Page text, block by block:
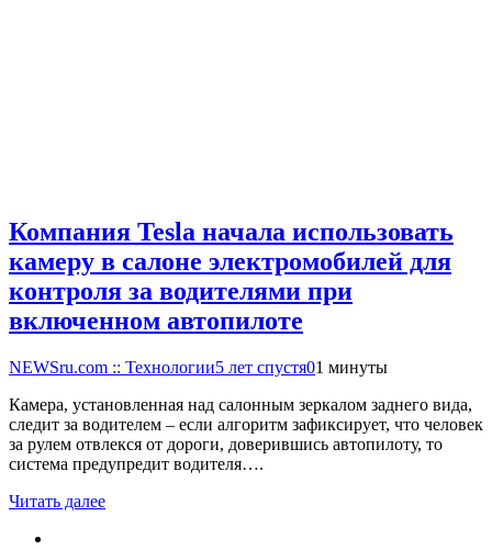
Компания Tesla начала использовать
камеру в салоне электромобилей для
контроля за водителями при
включенном автопилоте
NEWSru.com :: Технологии5 лет спустя01 минуты
Камера, установленная над салонным зеркалом заднего вида,
следит за водителем – если алгоритм зафиксирует, что человек
за рулем отвлекся от дороги, доверившись автопилоту, то
система предупредит водителя….
Читать далее